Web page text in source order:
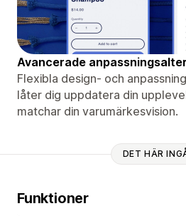
Avancerade
Flexibla design- och
låter dig uppdatera din
matchar din varumärkesvision.
DET HÄR
Funktioner